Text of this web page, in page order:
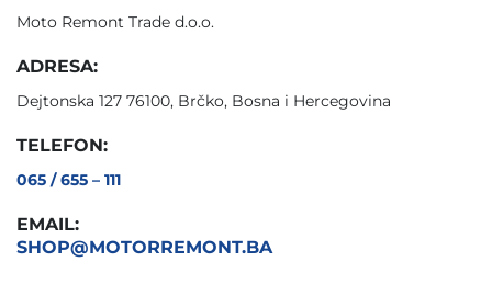
Moto Remont Trade d.o.o.
ADRESA:
Dejtonska 127 76100, Brčko, Bosna i Hercegovina
TELEFON:
065 / 655 – 111
EMAIL:
SHOP@MOTORREMONT.BA